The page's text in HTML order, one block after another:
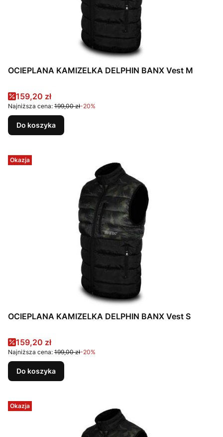
OCIEPLANA KAMIZELKA DELPHIN BANX Vest M
Cena promocyjna
159,20 zł
Najniższa cena: 199,00 zł-20%
Do koszyka
Okazja
OCIEPLANA KAMIZELKA DELPHIN BANX Vest S
Cena promocyjna
159,20 zł
Najniższa cena: 199,00 zł-20%
Do koszyka
Okazja